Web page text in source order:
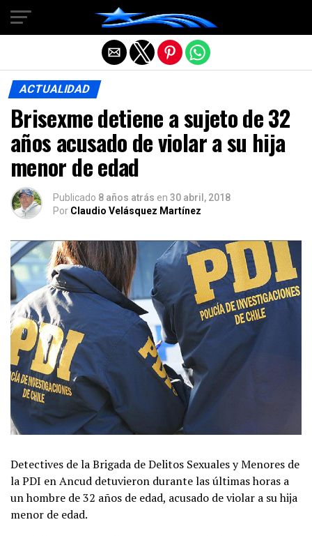
ACTUALIDAD
Brisexme detiene a sujeto de 32
años acusado de violar a su hija
menor de edad
Publicado 8 años atrás en 30 abril, 2018
Por Claudio Velásquez Martínez
Detectives de la Brigada de Delitos Sexuales y Menores de
la PDI en Ancud detuvieron durante las últimas horas a
un hombre de 32 años de edad, acusado de violar a su hija
menor de edad.
Salir de la versión móvil